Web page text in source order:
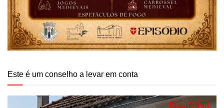
Este é um conselho a levar em conta